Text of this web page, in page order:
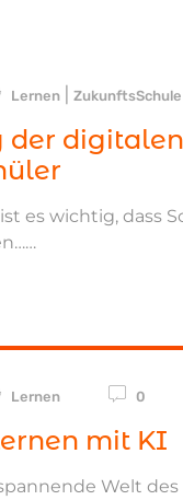
Lernen ZukunftsSchule
der digitalen
es wichtig, dass
Lernen 0
mit KI
Welt des